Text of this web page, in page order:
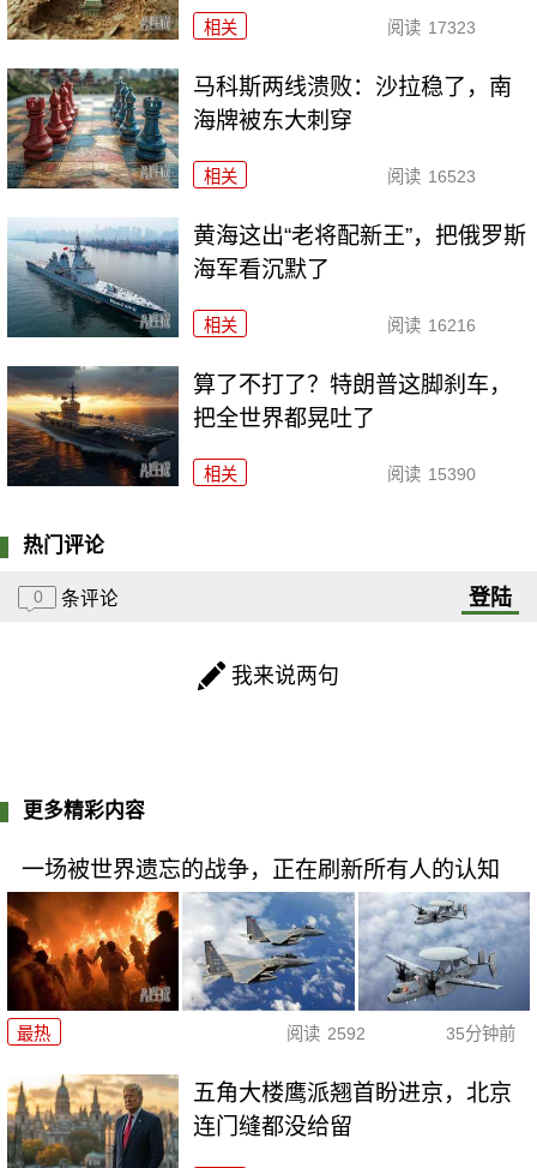
相关 阅读 17323
马科斯两线溃败：沙拉稳了，南
海牌被东大刺穿
相关 阅读 16523
黄海这出“老将配新王”，把俄罗斯
海军看沉默了
相关 阅读 16216
算了不打了？特朗普这脚刹车，
把全世界都晃吐了
相关 阅读 15390
热门评论
0 条评论 登陆
我来说两句
更多精彩内容
一场被世界遗忘的战争，正在刷新所有人的认知
最热 阅读 2592 35分钟前
五角大楼鹰派翘首盼进京，北京
连门缝都没给留